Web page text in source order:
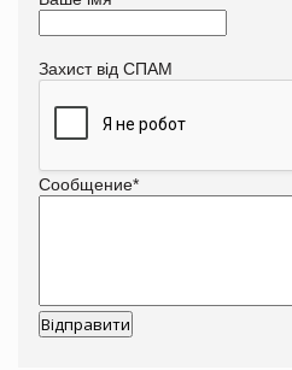
Захист від СПАМ
Сообщение*